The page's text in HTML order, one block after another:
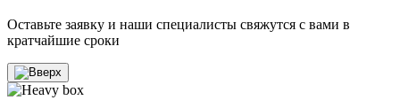
Оставьте заявку и наши специалисты свяжутся с вами в
кратчайшие сроки